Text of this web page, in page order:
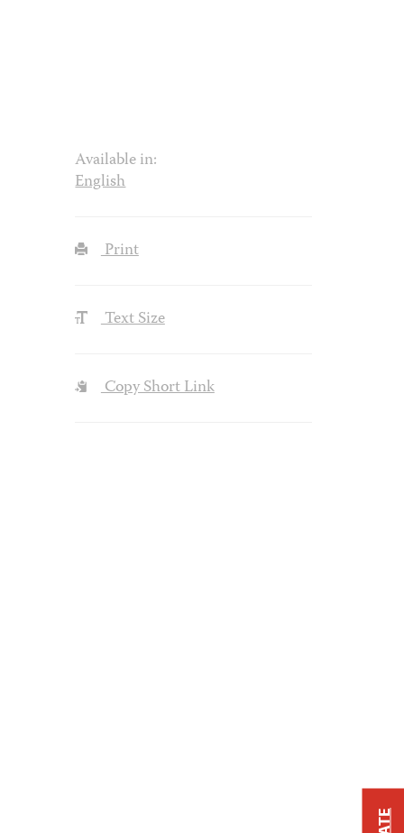
Available in:
English
Print
Text Size
Copy Short Link